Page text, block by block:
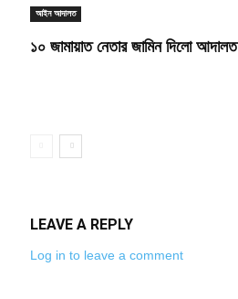
আইন আদালত
১০ জামায়াত নেতার জামিন দিলো আদালত
LEAVE A REPLY
Log in to leave a comment